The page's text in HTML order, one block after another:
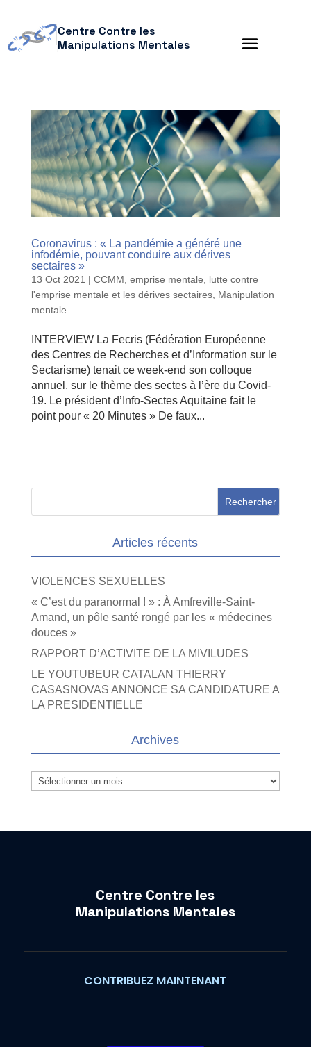
Centre Contre les
Manipulations Mentales
Coronavirus : « La pandémie a généré une
infodémie, pouvant conduire aux dérives
sectaires »
13 Oct 2021 | CCMM, emprise mentale, lutte contre
l'emprise mentale et les dérives sectaires, Manipulation
mentale
INTERVIEW La Fecris (Fédération Européenne
des Centres de Recherches et d’Information sur le
Sectarisme) tenait ce week-end son colloque
annuel, sur le thème des sectes à l’ère du Covid-
19. Le président d’Info-Sectes Aquitaine fait le
point pour « 20 Minutes » De faux...
Articles récents
VIOLENCES SEXUELLES
« C’est du paranormal ! » : À Amfreville-Saint-
Amand, un pôle santé rongé par les « médecines
douces »
RAPPORT D’ACTIVITE DE LA MIVILUDES
LE YOUTUBEUR CATALAN THIERRY
CASASNOVAS ANNONCE SA CANDIDATURE A
LA PRESIDENTIELLE
Archives
Archives
Centre Contre les
Manipulations Mentales
CONTRIBUEZ MAINTENANT